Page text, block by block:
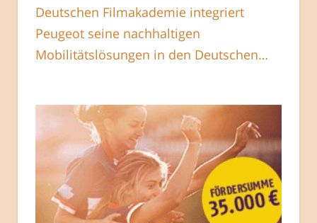
Deutschen Filmakademie integriert
Peugeot seine nachhaltigen
Mobilitätslösungen in den Deutschen…